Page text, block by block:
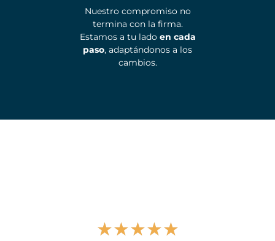
Nuestro compromiso no
termina con la firma.
Estamos a tu lado en cada
paso, adaptándonos a los
cambios.
☆☆☆☆☆